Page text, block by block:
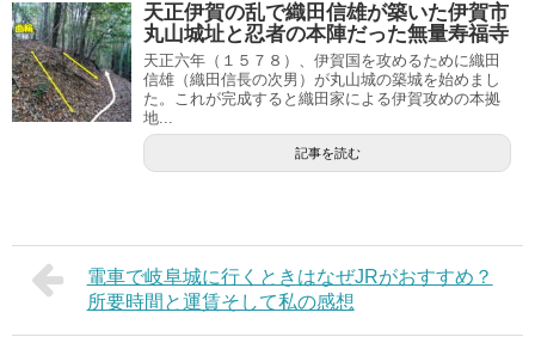
天正伊賀の乱で織田信雄が築いた伊賀市
丸山城址と忍者の本陣だった無量寿福寺
天正六年（１５７８）、伊賀国を攻めるために織田
信雄（織田信長の次男）が丸山城の築城を始めまし
た。これが完成すると織田家による伊賀攻めの本拠
地...
記事を読む
電車で岐阜城に行くときはなぜJRがおすすめ？
所要時間と運賃そして私の感想